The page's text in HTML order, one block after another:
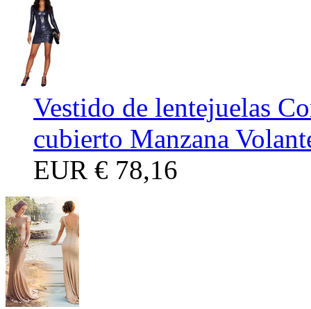
Vestido de lentejuelas
cubierto Manzana
EUR € 78,16